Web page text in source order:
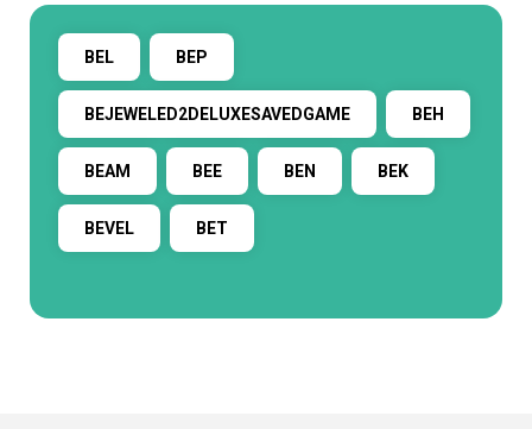
BEL BEP
BEJEWELED2DELUXESAVEDGAME BEH
BEAM BEE BEN BEK
BEVEL BET